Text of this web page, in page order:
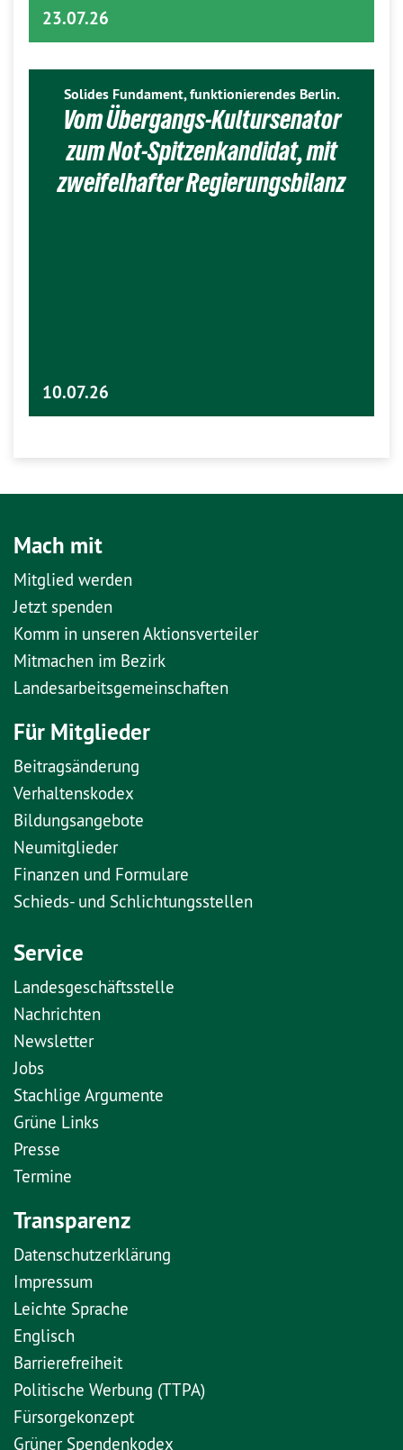
23.07.26
Solides Fundament, funktionierendes Berlin.
Vom Übergangs-Kultursenator
zum Not-Spitzenkandidat, mit
zweifelhafter Regierungsbilanz
10.07.26
Mach mit
Mitglied werden
Jetzt spenden
Komm in unseren Aktionsverteiler
Mitmachen im Bezirk
Landesarbeitsgemeinschaften
Für Mitglieder
Beitragsänderung
Verhaltenskodex
Bildungsangebote
Neumitglieder
Finanzen und Formulare
Schieds- und Schlichtungsstellen
Service
Landesgeschäftsstelle
Nachrichten
Newsletter
Jobs
Stachlige Argumente
Grüne Links
Presse
Termine
Transparenz
Datenschutzerklärung
Impressum
Leichte Sprache
Englisch
Barrierefreiheit
Politische Werbung (TTPA)
Fürsorgekonzept
Grüner Spendenkodex